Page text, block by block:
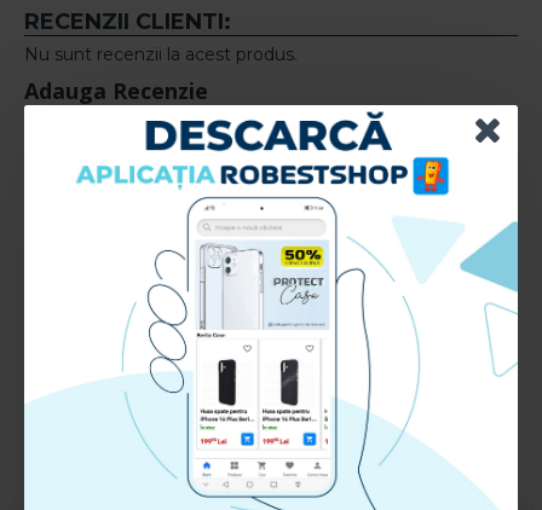
RECENZII CLIENTI:
Nu sunt recenzii la acest produs.
Adauga Recenzie
autentifica-tesauinregistreaza un cont nou
Ghid de Aplicare + Certificat Garantie
Descarca
Ghid de Aplicare Huse + Certificat de Garantie